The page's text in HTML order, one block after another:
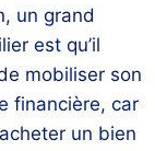
un grand
est qu’il
mobiliser son
financière, car
un bien